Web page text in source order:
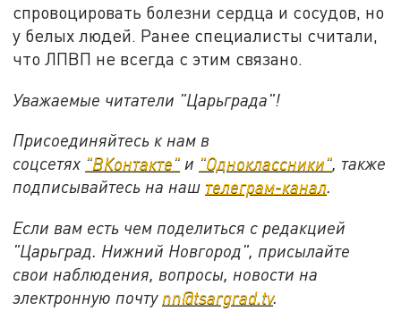
спровоцировать болезни сердца и сосудов, но
у белых людей. Ранее специалисты считали,
что ЛПВП не всегда с этим связано.
Уважаемые читатели "Царьграда"!
Присоединяйтесь к нам в
соцсетях "ВКонтакте" и "Одноклассники", также
подписывайтесь на наш телеграм-канал.
Если вам есть чем поделиться с редакцией
"Царьград. Нижний Новгород", присылайте
свои наблюдения, вопросы, новости на
электронную почту nn@tsargrad.tv.